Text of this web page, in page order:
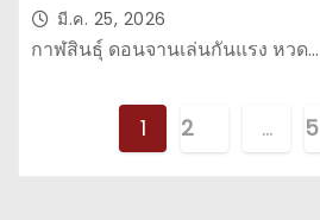
มี.ค. 25, 2026
กาฬสินธุ์ ดอนจานเล่นกันแรง หวด…
1 2 … 5